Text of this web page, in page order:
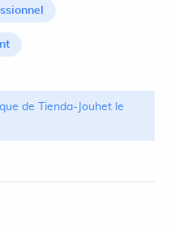
de Tienda-Jouhet le